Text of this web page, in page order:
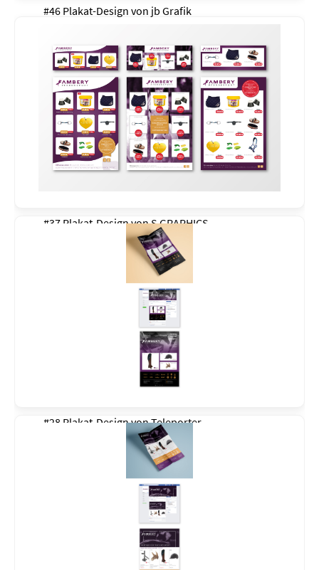
#46 Plakat-Design von jb Grafik
#37 Plakat-Design vonS GRAPHICS
#28 Plakat-Design vonTeleporter